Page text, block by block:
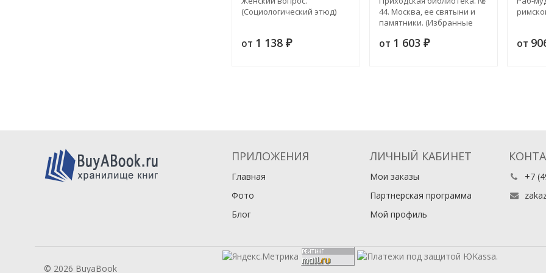
(Социологический этюд)
от 1 138 ₽
44. Москва, ее святыни и
памятники. (Избранные
Москвы)
от 1 603 ₽ от
ПРИЛОЖЕНИЯ
Главная
Фото
Блог
ЛИЧНЫЙ КАБИНЕТ
Мои заказы
Партнерская программа
Мой профиль
+7
© 2026 BuyaBook